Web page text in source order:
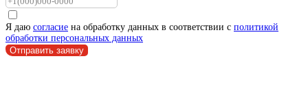
Я даю согласие на обработку данных в соответствии с политикой
обработки персональных данных
Отправить заявку